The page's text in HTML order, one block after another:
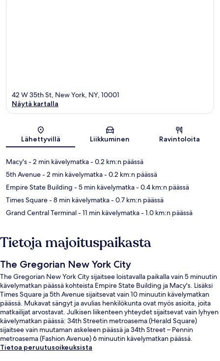
Kartta
42 W 35th St, New York, NY, 10001
Näytä kartalla
Lähettyvillä Liikkuminen Ravintoloita
Macy's- 2 min kävelymatka- 0.2 km:n päässä
5th Avenue- 2 min kävelymatka- 0.2 km:n päässä
Empire State Building - 5 min kävelymatka- 0.4 km:n päässä
Times Square- 8 min kävelymatka- 0.7 km:n päässä
Grand Central Terminal- 11 min kävelymatka- 1.0 km:n päässä
Tietoja majoituspaikasta
The Gregorian New York City
The Gregorian New York City sijaitsee loistavalla paikalla vain 5 minuutin
kävelymatkan päässä kohteista Empire State Building ja Macy's. Lisäksi
Times Square ja 5th Avenue sijaitsevat vain 10 minuutin kävelymatkan
päässä. Mukavat sängyt ja avulias henkilökunta ovat myös asioita, joita
matkailijat arvostavat. Julkisen liikenteen yhteydet sijaitsevat vain lyhyen
kävelymatkan päässä: 34th Streetin metroasema (Herald Square)
sijaitsee vain muutaman askeleen päässä ja 34th Street – Pennin
metroasema (Fashion Avenue) 6 minuutin kävelymatkan päässä.
Tietoa peruutusoikeuksista